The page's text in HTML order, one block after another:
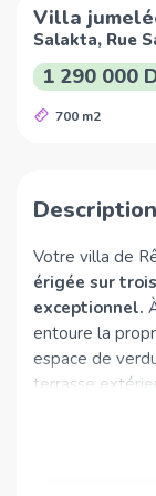
Villa
Salakta, Rue
1 290 000
700 m2
Description
Votre villa de
érigée sur
exceptionnel.
entoure la
espace de
terrasse